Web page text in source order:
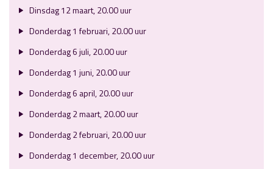
Dinsdag 12 maart, 20.00 uur
Donderdag 1 februari, 20.00 uur
Donderdag 6 juli, 20.00 uur
Donderdag 1 juni, 20.00 uur
Donderdag 6 april, 20.00 uur
Donderdag 2 maart, 20.00 uur
Donderdag 2 februari, 20.00 uur
Donderdag 1 december, 20.00 uur